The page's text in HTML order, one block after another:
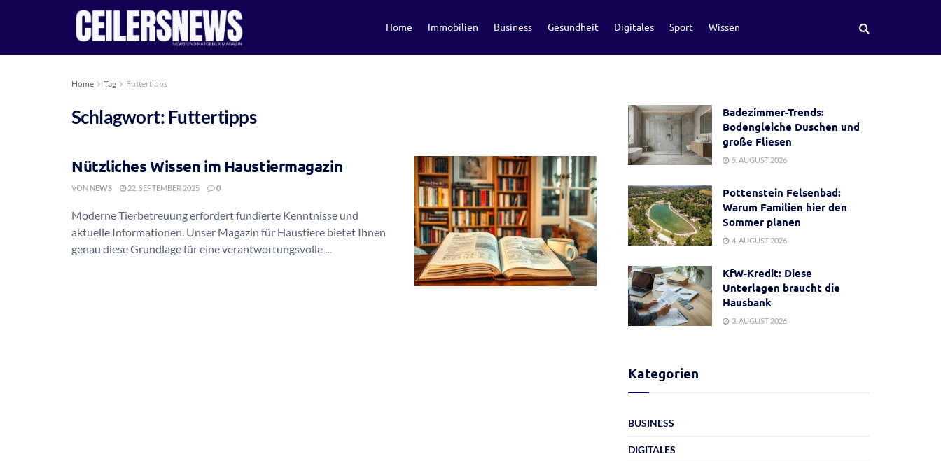
Home Immobilien Business Gesundheit Digitales Sport Wissen
Home Tag Futtertipps
Schlagwort:Futtertipps
Nützliches Wissen im Haustiermagazin
VON NEWS 22. SEPTEMBER 2025 0
Moderne Tierbetreuung erfordert fundierte Kenntnisse und
aktuelle Informationen. Unser Magazin für Haustiere bietet Ihnen
genau diese Grundlage für eine verantwortungsvolle ...
Badezimmer-Trends:
Bodengleiche Duschen und
große Fliesen
5. AUGUST 2026
Pottenstein Felsenbad:
Warum Familien hier den
Sommer planen
4. AUGUST 2026
KfW-Kredit: Diese
Unterlagen braucht die
Hausbank
3. AUGUST 2026
Kategorien
BUSINESS
DIGITALES